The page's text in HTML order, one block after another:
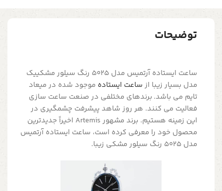
توضیحات
ساعت ایستاده آرتمیس مدل 5025 رنگ سیلور مشکییک
مدل بسیار زیبا از ساعت ایستاده موجود شده در میعاد
تایم می باشد. برندهای مختلفی در صنعت ساعت سازی
فعالیت می کنند. هر روز شاهد پیشرفت چشمگیری در
این زمینه هستیم. برند مشهور Artemis اخیراً جدیدترین
محصول خود را معرفی کرده است، ساعت ایستاده آرتمیس
مدل 5025 رنگ سیلور مشکی زیبا.